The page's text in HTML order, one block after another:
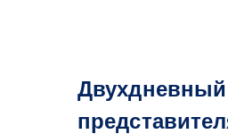
Двухдневный